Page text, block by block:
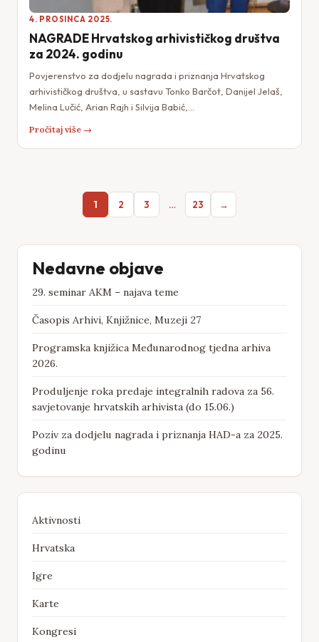
4. PROSINCA 2025.
NAGRADE Hrvatskog arhivističkog društva
za 2024. godinu
Povjerenstvo za dodjelu nagrada i priznanja Hrvatskog
arhivističkog društva, u sastavu Tonko Barčot, Danijel Jelaš,
Melina Lučić, Arian Rajh i Silvija Babić,…
Pročitaj više →
1 2 3 … 23 →
Nedavne objave
29. seminar AKM – najava teme
Časopis Arhivi, Knjižnice, Muzeji 27
Programska knjižica Međunarodnog tjedna arhiva
2026.
Produljenje roka predaje integralnih radova za 56.
savjetovanje hrvatskih arhivista (do 15.06.)
Poziv za dodjelu nagrada i priznanja HAD-a za 2025.
godinu
Aktivnosti
Hrvatska
Igre
Karte
Kongresi